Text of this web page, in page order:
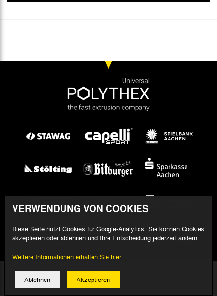
© 2026 Alemannia Aachen - Alle Rechte vorbehalten
Impressum/Datenschutz
VERWENDUNG VON COOKIES
Diese Seite nutzt Cookies für Google-Analytics. Sie können Cookies
akzeptieren oder ablehnen und Ihre Entscheidung jederzeit ändern.
Weitere Informationen erhalten Sie hier.
Ablehnen Akzeptieren